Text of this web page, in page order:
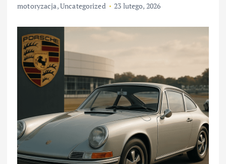
motoryzacja,Uncategorized 23 lutego, 2026